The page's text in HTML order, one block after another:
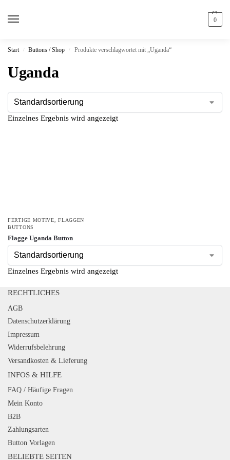
0
Start / Buttons / Shop / Produkte verschlagwortet mit „Uganda“
Uganda
Einzelnes Ergebnis wird angezeigt
FERTIGE MOTIVE,FLAGGEN
BUTTONS
Flagge Uganda Button
Einzelnes Ergebnis wird angezeigt
RECHTLICHES
AGB
Datenschutzerklärung
Impressum
Widerrufsbelehrung
Versandkosten & Lieferung
INFOS & HILFE
FAQ / Häufige Fragen
Mein Konto
B2B
Zahlungsarten
Button Vorlagen
BELIEBTE SEITEN